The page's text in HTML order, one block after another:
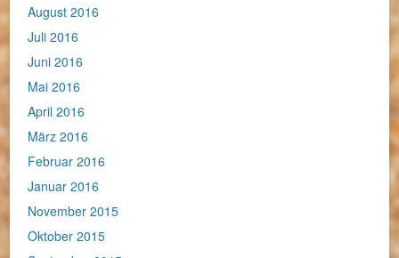
August 2016
Juli 2016
Juni 2016
Mai 2016
April 2016
März 2016
Februar 2016
Januar 2016
November 2015
Oktober 2015